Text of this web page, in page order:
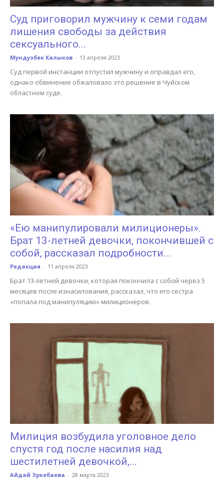
Суд приговорил мужчину к семи годам
лишения свободы за действия
сексуального...
Мундузбек Калыков - 13 апреля 2023
Суд первой инстанции отпустил мужчину и оправдал его,
однако обвинение обжаловало это решение в Чуйском
областном суде.
«Ею манипулировали милиционеры».
Брат 13-летней девочки, покончившей с
собой, рассказал подробности...
Редакция - 11 апреля 2023
Брат 13-летней девочки, которая покончила с собой через 5
месяцев после изнасилования, рассказал, что его сестра
«попала под манипуляцию» милиционеров.
Милиция возбудила уголовное дело
спустя год после насилия над
шестилетней девочкой,...
Айдай Эркебаева - 28 марта 2023